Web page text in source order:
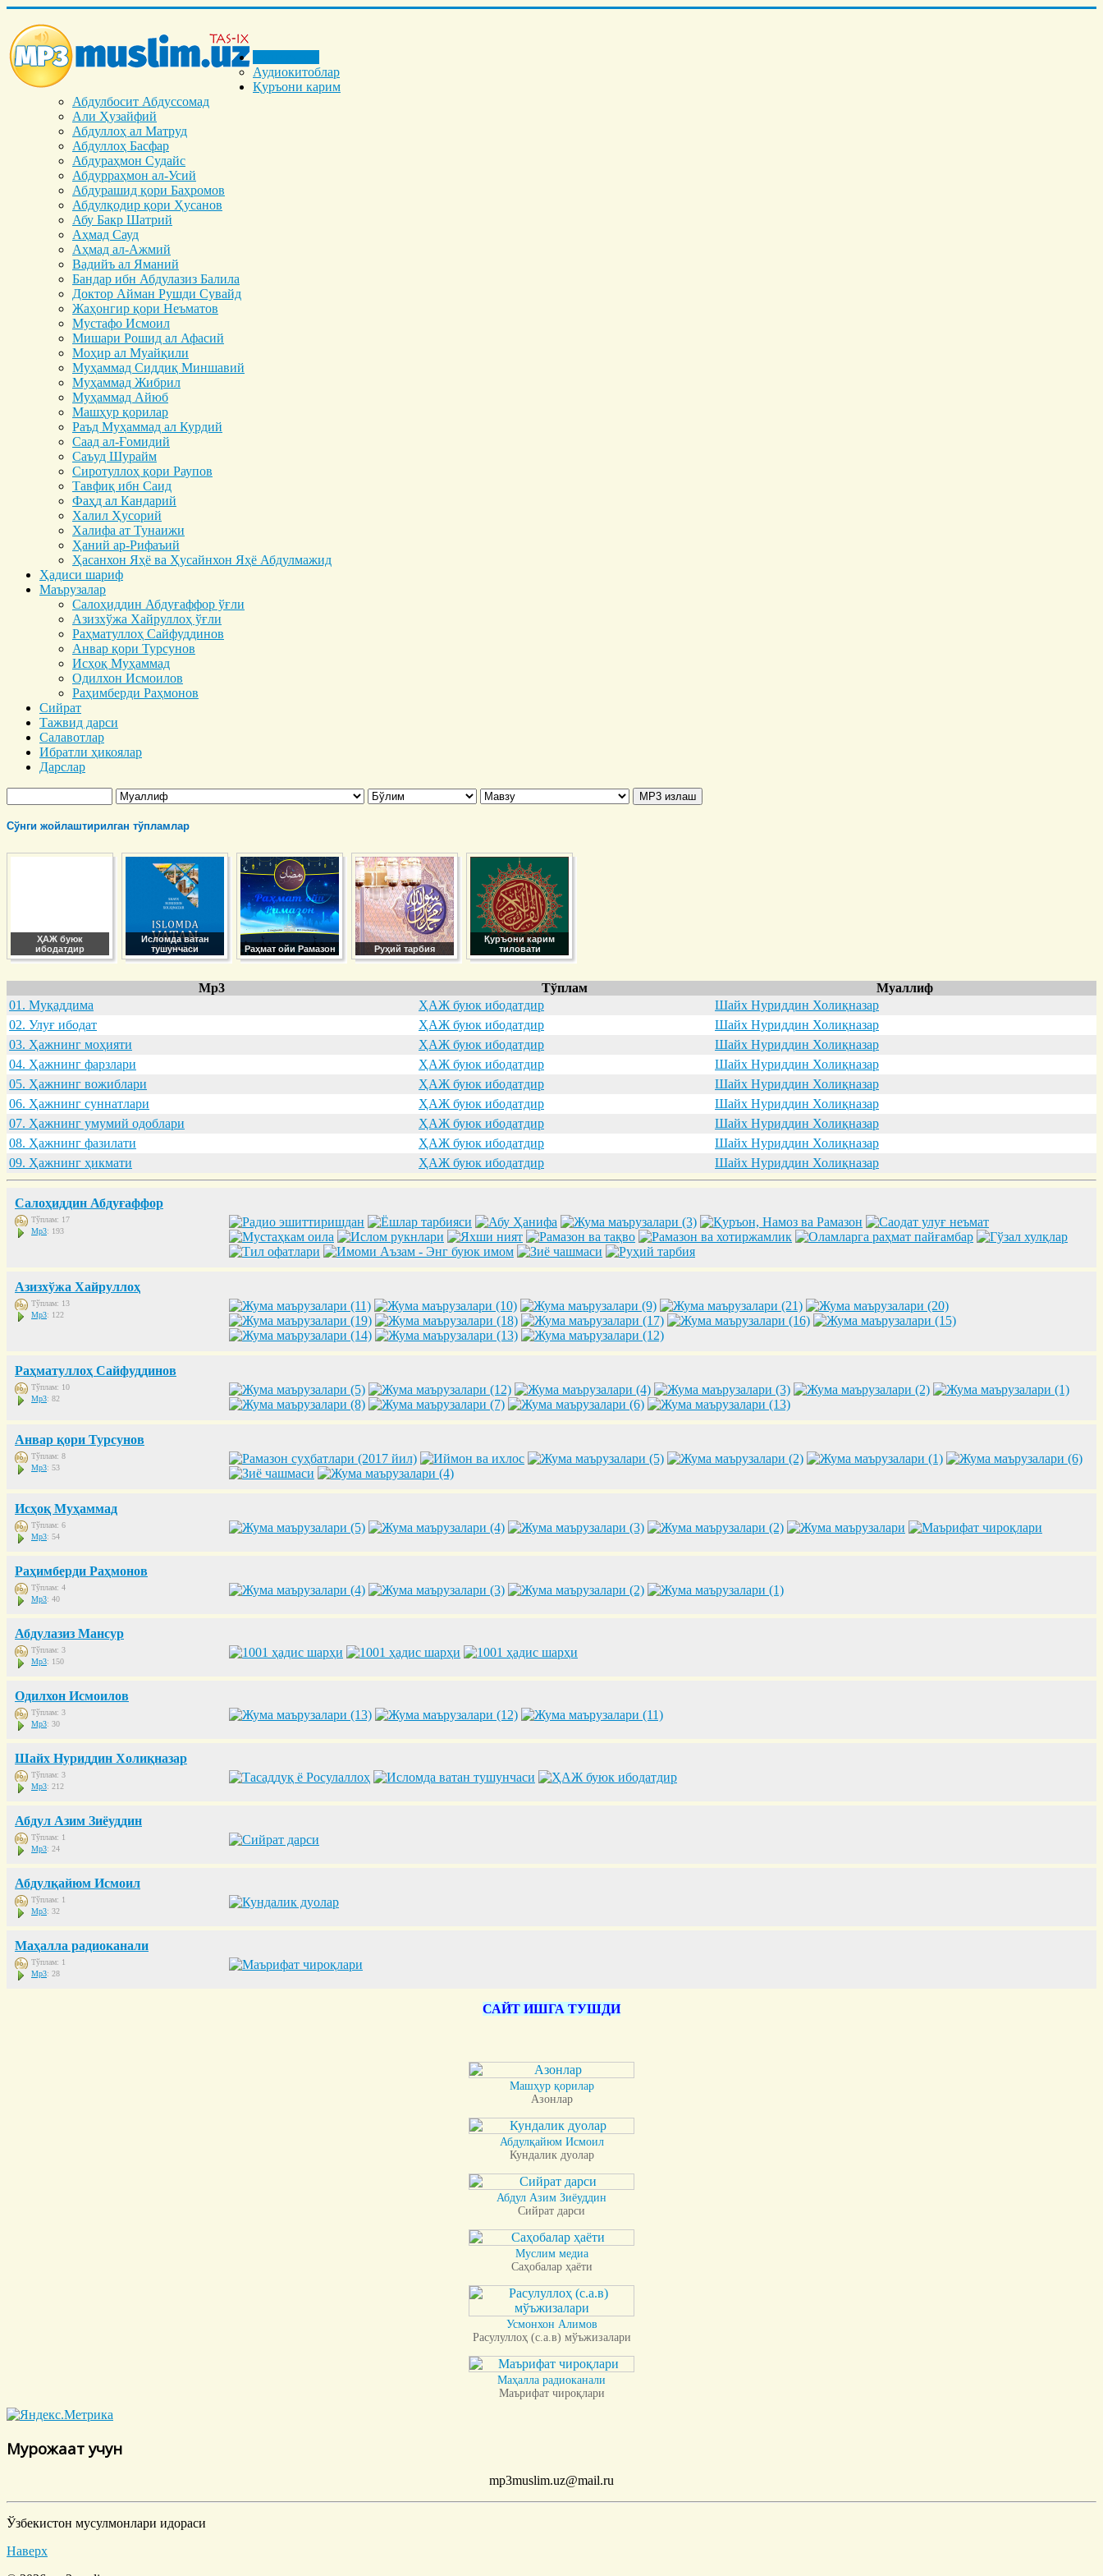
Аудиокитоблар
Қуръони карим
Абдулбосит Абдуссомад
Али Ҳузайфий
Абдуллоҳ ал Матруд
Абдуллоҳ Басфар
Абдураҳмон Судайс
Абдурраҳмон ал-Усий
Абдурашид қори Баҳромов
Абдулқодир қори Ҳусанов
Абу Бакр Шатрий
Аҳмад Сауд
Аҳмад ал-Ажмий
Вадийъ ал Яманий
Бандар ибн Абдулазиз Балила
Доктор Айман Рушди Сувайд
Жаҳонгир қори Неъматов
Мустафо Исмоил
Мишари Рошид ал Афасий
Моҳир ал Муайқили
Муҳаммад Cиддиқ Миншавий
Муҳаммад Жибрил
Муҳаммад Айюб
Машҳур қорилар
Раъд Муҳаммад ал Курдий
Саад ал-Ғомидий
Саъуд Шурайм
Сиротуллоҳ қори Раупов
Тавфиқ ибн Саид
Фаҳд ал Кандарий
Халил Ҳусорий
Халифа ат Тунаижи
Ҳаний ар-Рифаъий
Ҳасанхон Яҳё ва Ҳусайнхон Яҳё Абдулмажид
Ҳадиси шариф
Маърузалар
Салоҳиддин Абдуғаффор ўғли
Азизхўжа Хайруллоҳ ўғли
Раҳматуллоҳ Сайфуддинов
Анвар қори Турсунов
Исҳоқ Муҳаммад
Одилхон Исмоилов
Раҳимберди Раҳмонов
Сийрат
Тажвид дарси
Салавотлар
Ибратли ҳикоялар
Дарслар
Сўнги жойлаштирилган тўпламлар
ҲАЖ буюк
ибодатдир
Исломда ватан
тушунчаси
Раҳмат ойи Рамазон Руҳий тарбия
Қуръони карим
тиловати
Mp3 Тўплам
Муаллиф
01. Муқaддимa
ҲАЖ буюк ибодатдир
Шайх Нуриддин Холиқназар
02. Улуғ ибодaт
ҲАЖ буюк ибодатдир
Шайх Нуриддин Холиқназар
03. Ҳaжнинг моҳияти
ҲАЖ буюк ибодатдир
Шайх Нуриддин Холиқназар
04. Ҳaжнинг фaрзлaри
ҲАЖ буюк ибодатдир
Шайх Нуриддин Холиқназар
05. Ҳaжнинг вожиблaри
ҲАЖ буюк ибодатдир
Шайх Нуриддин Холиқназар
06. Ҳaжнинг суннaтлaри
ҲАЖ буюк ибодатдир
Шайх Нуриддин Холиқназар
07. Ҳaжнинг умумий одоблaри
ҲАЖ буюк ибодатдир
Шайх Нуриддин Холиқназар
08. Ҳaжнинг фaзилaти
ҲАЖ буюк ибодатдир
Шайх Нуриддин Холиқназар
09. Ҳaжнинг ҳикмaти
ҲАЖ буюк ибодатдир Шайх Нуриддин Холиқназар
Салоҳиддин Абдуғаффор
Тўплам: 17
Mp3: 193
Азизхўжа Хайруллоҳ
Тўплам: 13
Mp3: 122
Раҳматуллоҳ Сайфуддинов
Тўплам: 10
Mp3: 82
Анвар қори Турсунов
Тўплам: 8
Mp3: 53
Исҳоқ Муҳаммад
Тўплам: 6
Mp3: 54
Раҳимберди Раҳмонов
Тўплам: 4
Mp3: 40
Абдулазиз Мансур
Тўплам: 3
Mp3: 150
Одилхон Исмоилов
Тўплам: 3
Mp3: 30
Шайх Нуриддин Холиқназар
Тўплам: 3
Mp3: 212
Абдул Азим Зиёуддин
Тўплам: 1
Mp3: 24
Абдулқайюм Исмоил
Тўплам: 1
Mp3: 32
Маҳалла радиоканали
Тўплам: 1
Mp3: 28
САЙТ ИШГА ТУШДИ
Машҳур қорилар
Азонлар
Абдулқайюм Исмоил
Кундалик дуолар
Абдул Азим Зиёуддин
Сийрат дарси
Муслим медиа
Саҳобалар ҳаёти
Усмонхон Алимов
Расулуллоҳ (с.а.в) мўъжизалари
Маҳалла радиоканали
Маърифат чироқлари
Мурожаат учун
mp3muslim.uz@mail.ru
Ўзбекистон мусулмонлари идораси
Наверх